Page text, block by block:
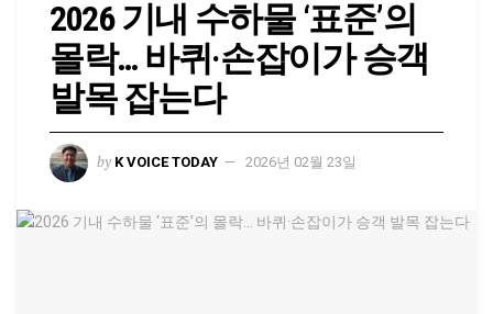
2026 기내 수하물 ‘표준’의
몰락… 바퀴·손잡이가 승객
발목 잡는다
by K VOICE TODAY 2026년 02월 23일